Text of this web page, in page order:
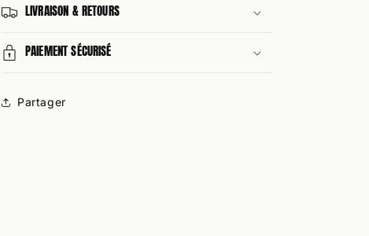
LIVRAISON & RETOURS
PAIEMENT SÉCURISÉ
Partager